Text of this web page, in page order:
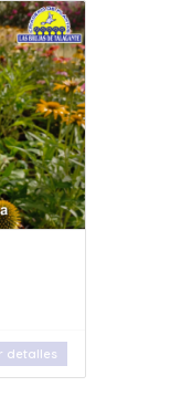
detalles